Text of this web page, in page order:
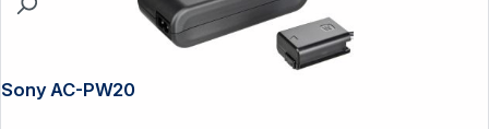
Sony AC-PW20 Netzteiladapter